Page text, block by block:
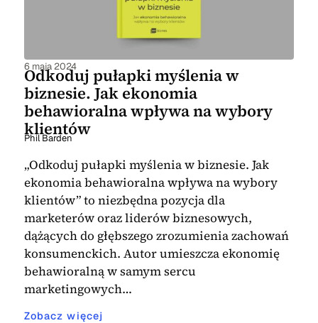
6 maja 2024
Odkoduj pułapki myślenia w
biznesie. Jak ekonomia
behawioralna wpływa na wybory
klientów
Phil Barden
„Odkoduj pułapki myślenia w biznesie. Jak
ekonomia behawioralna wpływa na wybory
klientów” to niezbędna pozycja dla
marketerów oraz liderów biznesowych,
dążących do głębszego zrozumienia zachowań
konsumenckich. Autor umieszcza ekonomię
behawioralną w samym sercu
marketingowych…
Zobacz więcej